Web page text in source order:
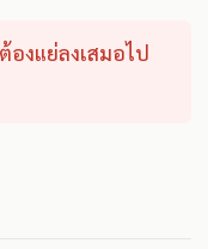
องแย่ลงเสมอไป